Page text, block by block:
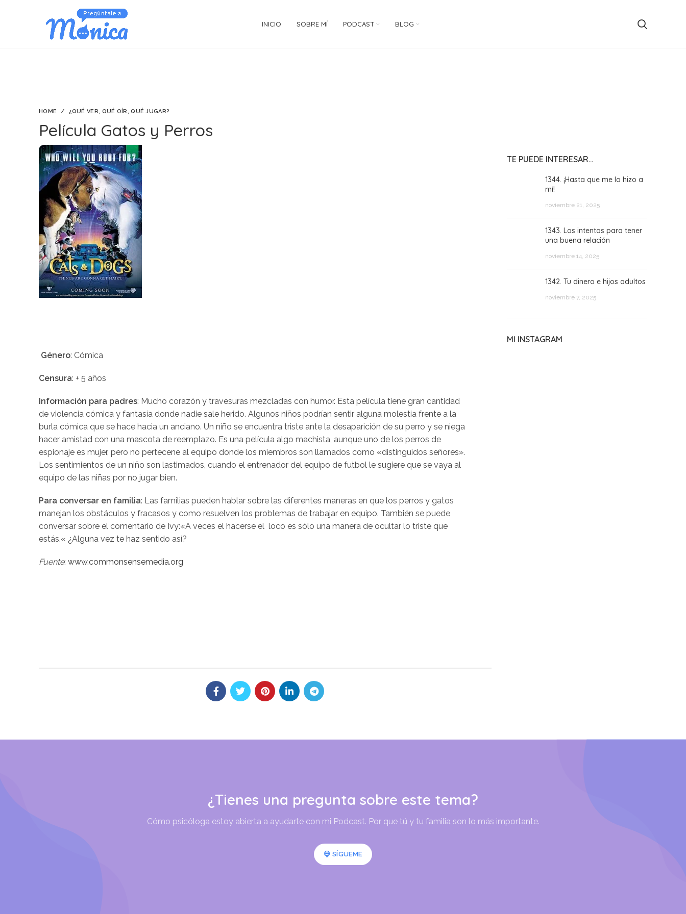
INICIO SOBRE MÍ PODCAST BLOG
HOME ¿QUÉ VER, QUÉ OÍR, QUÉ JUGAR?
Película Gatos y Perros
Género: Cómica
Censura: + 5 años
Información para padres: Mucho corazón y travesuras mezcladas con humor. Esta película tiene gran cantidad
de violencia cómica y fantasía donde nadie sale herido. Algunos niños podrían sentir alguna molestia frente a la
burla cómica que se hace hacia un anciano. Un niño se encuentra triste ante la desaparición de su perro y se niega
hacer amistad con una mascota de reemplazo. Es una película algo machista, aunque uno de los perros de
espionaje es mujer, pero no pertecene al equipo donde los miembros son llamados como «distinguidos señores».
Los sentimientos de un niño son lastimados, cuando el entrenador del equipo de futbol le sugiere que se vaya al
equipo de las niñas por no jugar bien.
Para conversar en familia: Las familias pueden hablar sobre las diferentes maneras en que los perros y gatos
manejan los obstáculos y fracasos y como resuelven los problemas de trabajar en equipo. También se puede
conversar sobre el comentario de Ivy:«A veces el hacerse el loco es sólo una manera de ocultar lo triste que
estás.« ¿Alguna vez te haz sentido así?
Fuente: www.commonsensemedia.org
¿Tienes una pregunta sobre este tema?
Cómo psicóloga estoy abierta a ayudarte con mi Podcast. Por que tú y tu familia son lo más importante.
SÍGUEME
TE PUEDE INTERESAR…
1344. ¡Hasta que me lo hizo a
mí!
noviembre 21, 2025
1343. Los intentos para tener
una buena relación
noviembre 14, 2025
1342. Tu dinero e hijos adultos
noviembre 7, 2025
MI INSTAGRAM